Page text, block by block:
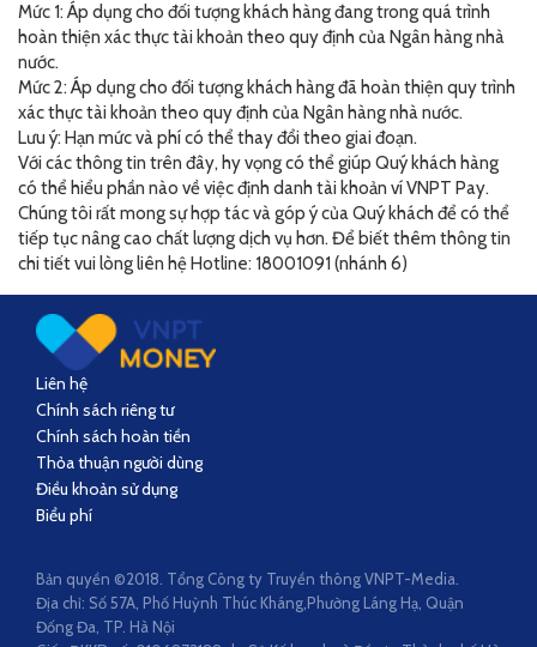
Mức 1: Áp dụng cho đối tượng khách hàng đang trong quá trình
hoàn thiện xác thực tài khoản theo quy định của Ngân hàng nhà
nước.
Mức 2: Áp dụng cho đối tượng khách hàng đã hoàn thiện quy trình
xác thực tài khoản theo quy định của Ngân hàng nhà nước.
Lưu ý: Hạn mức và phí có thể thay đổi theo giai đoạn.
Với các thông tin trên đây, hy vọng có thể giúp Quý khách hàng
có thể hiểu phần nào về việc định danh tài khoản ví VNPT Pay.
Chúng tôi rất mong sự hợp tác và góp ý của Quý khách để có thể
tiếp tục nâng cao chất lượng dịch vụ hơn. Để biết thêm thông tin
chi tiết vui lòng liên hệ Hotline: 18001091 (nhánh 6)
Liên hệ
Chính sách riêng tư
Chính sách hoàn tiền
Thỏa thuận người dùng
Điều khoản sử dụng
Biểu phí
Bản quyền ©2018. Tổng Công ty Truyền thông VNPT-Media.
Địa chỉ: Số 57A, Phố Huỳnh Thúc Kháng,Phường Láng Hạ, Quận
Đống Đa, TP. Hà Nội